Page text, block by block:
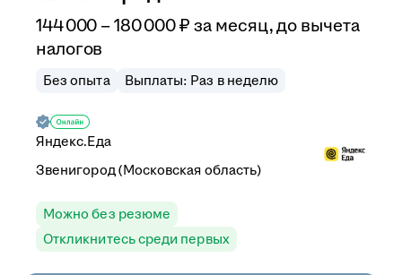
144 000 –180 000₽ за месяц,до вычета
налогов
Без опыта Выплаты: Раз в неделю
Яндекс.Еда
Звенигород (Московская область)
Можно без резюме
Откликнитесь среди первых